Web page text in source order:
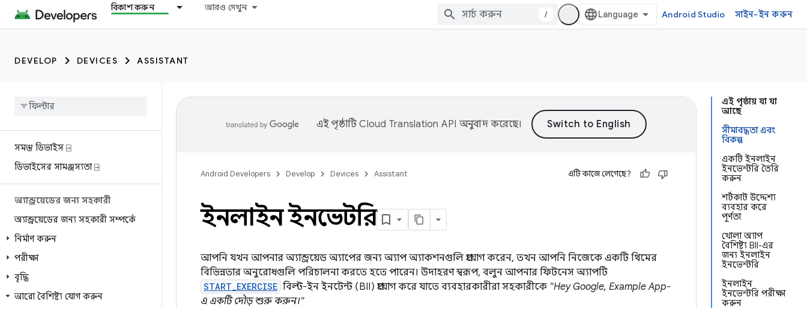
বিকাশ করুন আরও দেখুন
/ Android Studio সাইন-ইন করুন
DEVELOP DEVICES ASSISTANT
সমস্ত ডিভাইস ⍈
ডিভাইসের সামঞ্জস্যতা ⍈
অ্যান্ড্রয়েডের জন্য সহকারী
অ্যান্ড্রয়েডের জন্য সহকারী সম্পর্কে
নির্মাণ করুন
পরীক্ষা
বৃদ্ধি
আরো বৈশিষ্ট্য যোগ করুন
এই পৃষ্ঠায় যা যা
আছে
সীমাবদ্ধতা এবং
বিকল্প
একটি ইনলাইন
ইনভেন্টরি তৈরি
করুন
শর্টকাট উদ্দেশ্য
ব্যবহার করে
পূর্ণতা
খোলা অ্যাপ
বৈশিষ্ট্য BII-এর
জন্য ইনলাইন
ইনভেন্টরি
ইনলাইন
ইনভেন্টরি পরীক্ষা
করুন
এই পৃষ্ঠাটিCloud Translation API অনুবাদ করেছে।
Android Developers Develop Devices Assistant এটি কাজে লেগেছে?
ইনলাইন ইনভেন্টরি
আপনি যখন আপনার অ্যান্ড্রয়েড অ্যাপের জন্য অ্যাপ অ্যাকশনগুলি প্রয়োগ করেন, তখন আপনি নিজেকে একটি থিমের
বিভিন্নতার অনুরোধগুলি পরিচালনা করতে হতে পারেন। উদাহরণ স্বরূপ, বলুন আপনার ফিটনেস অ্যাপটি
START_EXERCISE বিল্ট-ইন ইনটেন্ট (BII) প্রয়োগ করে যাতে ব্যবহারকারীরা সহকারীকে "Hey Google, Example App-
এ একটি দৌড় শুরু করুন।"